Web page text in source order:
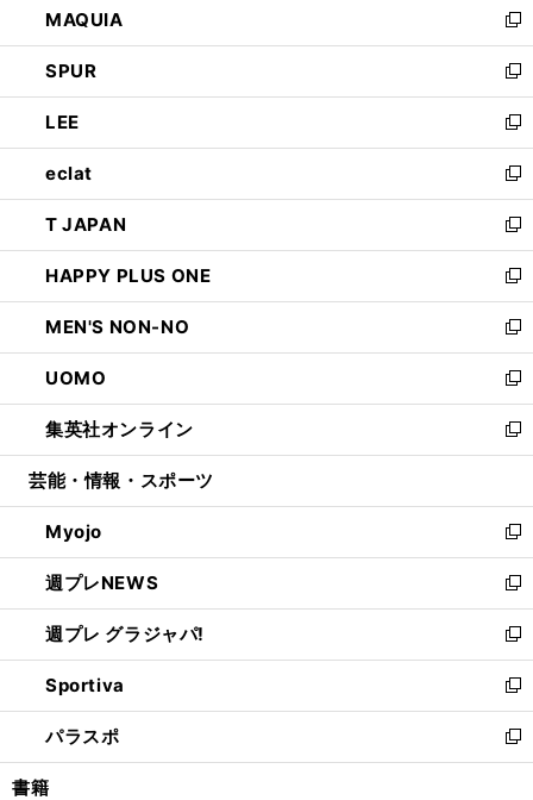
ド
ウ
で
開
く
ィ
ン
ド
ウ
で
開
く
い
ウ
ィ
ン
ド
ウ
で
開
く
MAQUIA
新
し
い
ウ
ィ
ン
ド
ウ
で
開
く
SPUR
新
し
い
ウ
ィ
ン
ド
ウ
で
開
く
LEE
新
し
い
ウ
ィ
ン
ド
ウ
で
開
く
eclat
新
し
い
ウ
ィ
ン
ド
ウ
で
開
く
T JAPAN
新
し
い
ウ
ィ
ン
ド
ウ
で
開
HAPPY PLUS ONE
新
し
い
ウ
ィ
ン
ド
ウ
開
く
MEN'S NON-NO
新
し
い
ウ
ィ
ン
ウ
で
開
く
UOMO
新
し
い
ウ
ン
ド
ウ
で
開
く
集英社オンライン
新
し
ウ
ィ
ン
ド
ウ
で
開
く
芸能・情報・スポーツ
Myojo
新
し
い
ウ
ィ
ン
ド
ウ
で
開
週プレNEWS
新
し
い
ウ
ィ
ン
ド
ウ
週プレ グラジャパ!
新
し
い
ウ
ィ
ン
Sportiva
新
し
い
ウ
パラスポ
新
し
書籍